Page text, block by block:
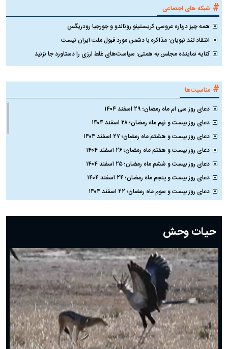
# شبکه های اجتماعی
همه چیز درباره عروسی کریستینو رونالدو و جورجیا رودریگس
انتقاد تند نبویان: مذاکره با دشمن مورد قبول ملت ایران نیست
کنایه نماینده مجلس به همتی: سیاست‌های غلط ارزی را دستاورد جا نزنید
# مناسبت‌ها
دعای روز سی ام ماه رمضان؛ ۲۹ اسفند ۱۴۰۴
دعای روز بیست و نهم ماه رمضان؛ ۲۸ اسفند ۱۴۰۴
دعای روز بیست و هشتم ماه رمضان؛ ۲۷ اسفند ۱۴۰۴
دعای روز بیست و هفتم ماه رمضان؛ ۲۶ اسفند ۱۴۰۴
دعای روز بیست و ششم ماه رمضان؛ ۲۵ اسفند ۱۴۰۴
دعای روز بیست و پنجم ماه رمضان؛ ۲۴ اسفند ۱۴۰۴
دعای روز بیست و سوم ماه رمضان؛ ۲۲ اسفند ۱۴۰۴
دعای روز بیستم ماه رمضان؛ ۱۹ اسفند ۱۴۰۴
دعای روز هشتم ماه مبارک رمضان؛ ۷ اسفند ماه ۱۴۰۴
دعای روز هفتم ماه رمضان؛ ۶ اسفند ۱۴۰۴
دعای روز ششم ماه رمضان؛ ۵ اسفند ۱۴۰۴
دعای روز پنجم ماه رمضان؛ ۴ اسفند ۱۴۰۴
دعای روز چهارم ماه مبارک رمضان؛ ۳ اسفند ۱۴۰۴
دعای روز سوم ماه مبارک رمضان؛ ۱۴ اسفند ۱۴۰۴
دعای روز دوم ماه مبارک رمضان ۱ اسفند ماه ۱۴۰۴
دعای روز اول ماه مبارک رمضان، ۳۰ بهمن ۱۴۰۴
حضرت زینب(س) چگونه از دنیا رفت؟
حیات وحش